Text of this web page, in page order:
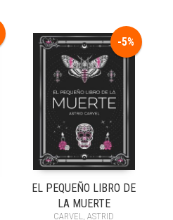
-5%
EL PEQUEÑO LIBRO DE
LA MUERTE
CARVEL, ASTRID